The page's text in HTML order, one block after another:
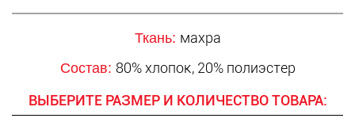
Ткань: махра
Состав: 80% хлопок, 20% полиэстер
ВЫБЕРИТЕ РАЗМЕР И КОЛИЧЕСТВО ТОВАРА: